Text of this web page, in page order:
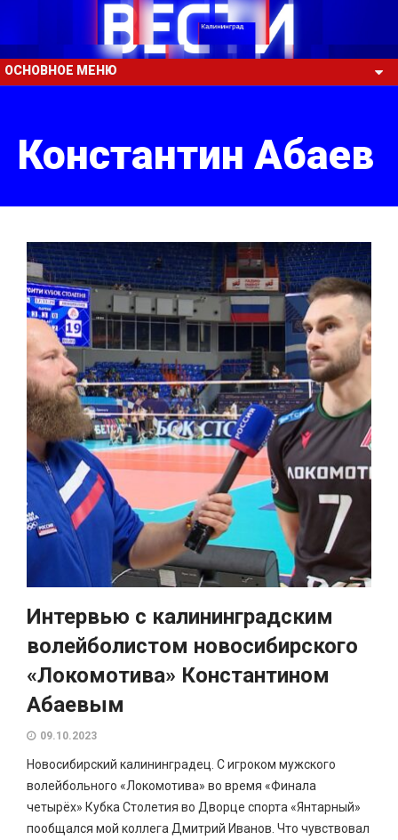
ОСНОВНОЕ МЕНЮ
Константин Абаев
Интервью с калининградским
волейболистом новосибирского
«Локомотива» Константином
Абаевым
09.10.2023
Новосибирский калининградец. С игроком мужского
волейбольного «Локомотива» во время «Финала
четырёх» Кубка Столетия во Дворце спорта «Янтарный»
пообщался мой коллега Дмитрий Иванов. Что чувствовал